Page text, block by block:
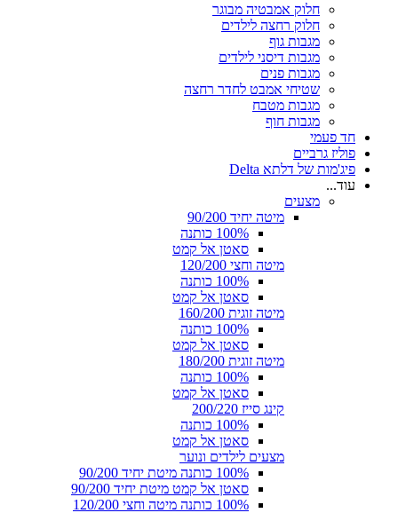
חלוק אמבטיה מבוגר
חלוק רחצה לילדים
מגבות גוף
מגבות דיסני לילדים
מגבות פנים
שטיחי אמבט לחדר רחצה
מגבות מטבח
מגבות חוף
חד פעמי
פוליז גרביים
פיג'מות של דלתא Delta
עוד...
מצעים
מיטה יחיד 90/200
100% כותנה
סאטן אל קמט
מיטה וחצי 120/200
100% כותנה
סאטן אל קמט
מיטה זוגית 160/200
100% כותנה
סאטן אל קמט
מיטה זוגית 180/200
100% כותנה
סאטן אל קמט
קינג סייז 200/220
100% כותנה
סאטן אל קמט
מצעים לילדים ונוער
100% כותנה מיטת יחיד 90/200
סאטן אל קמט מיטת יחיד 90/200
100% כותנה מיטה וחצי 120/200